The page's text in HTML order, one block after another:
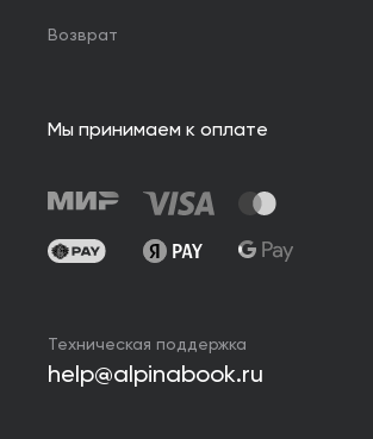
Возврат
Мы принимаем к оплате
Техническая поддержка
help@alpinabook.ru